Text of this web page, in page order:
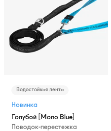
Водостойкая лента
Новинка
Голубой [Mono Blue]
Поводок-перестежка